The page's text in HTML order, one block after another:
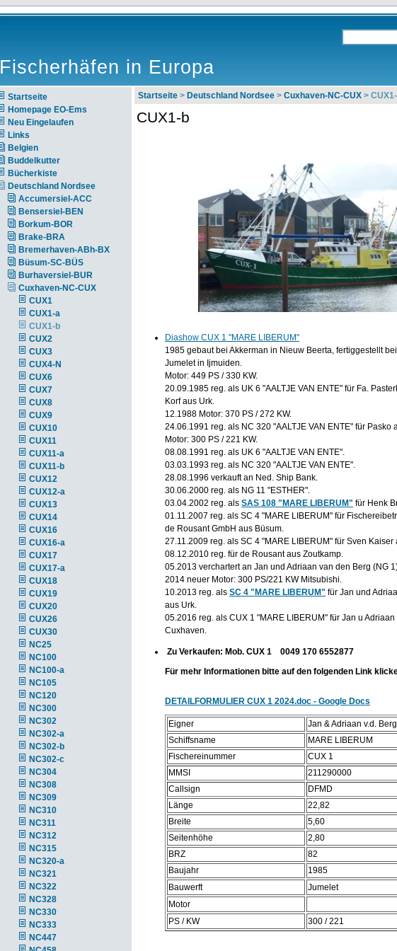
Fischerhäfen in Europa
Startseite
Homepage EO-Ems
Neu Eingelaufen
Links
Belgien
Buddelkutter
Bücherkiste
Deutschland Nordsee
Accumersiel-ACC
Bensersiel-BEN
Borkum-BOR
Brake-BRA
Bremerhaven-ABh-BX
Büsum-SC-BÜS
Burhaversiel-BUR
Cuxhaven-NC-CUX
CUX1
CUX1-a
CUX1-b
CUX2
CUX3
CUX4-N
CUX6
CUX7
CUX8
CUX9
CUX10
CUX11
CUX11-a
CUX11-b
CUX12
CUX12-a
CUX13
CUX14
CUX16
CUX16-a
CUX17
CUX17-a
CUX18
CUX19
CUX20
CUX26
CUX30
NC25
NC100
NC100-a
NC105
NC120
NC300
NC302
NC302-a
NC302-b
NC302-c
NC304
NC308
NC309
NC310
NC311
NC312
NC315
NC320-a
NC321
NC322
NC328
NC330
NC333
NC447
Startseite > Deutschland Nordsee > Cuxhaven-NC-CUX >
CUX1-b
Diashow CUX 1 "MARE LIBERUM"
1985 gebaut bei Akkerman in Nieuw Beerta, fertiggestellt bei
Jumelet in Ijmuiden.
Motor: 449 PS / 330 KW.
20.09.1985 reg. als UK 6 "AALTJE VAN ENTE" für Fa.
Korf aus Urk.
12.1988 Motor: 370 PS / 272 KW.
24.06.1991 reg. als NC 320 "AALTJE VAN ENTE" für Pasko
Motor: 300 PS / 221 KW.
08.08.1991 reg. als UK 6 "AALTJE VAN ENTE".
03.03.1993 reg. als NC 320 "AALTJE VAN ENTE".
28.08.1996 verkauft an Ned. Ship Bank.
30.06.2000 reg. als NG 11 "ESTHER".
03.04.2002 reg. als SAS 108 "MARE LIBERUM" für Henk
01.11.2007 reg. als SC 4 "MARE LIBERUM" für
de Rousant GmbH aus Büsum.
27.11.2009 reg. als SC 4 "MARE LIBERUM" für Sven Kaiser
08.12.2010 reg. für de Rousant aus Zoutkamp.
05.2013 verchartert an Jan und Adriaan van den Berg (NG
2014 neuer Motor: 300 PS/221 KW Mitsubishi.
10.2013 reg. als SC 4 "MARE LIBERUM" für Jan und
aus Urk.
05.2016 reg. als CUX 1 "MARE LIBERUM" für Jan u Adriaan
Cuxhaven.
Zu Verkaufen: Mob. CUX 1 0049 170 6552877
Für mehr Informationen bitte auf den folgenden Link
DETAILFORMULIER CUX 1 2024.doc - Google Docs
Eigner
Jan & Adriaan v.d. Berg
Schiffsname
MARE LIBERUM
Fischereinummer
CUX 1
MMSI
211290000
Callsign
DFMD
Länge
22,82
Breite
5,60
Seitenhöhe
2,80
BRZ
82
Baujahr
1985
Bauwerft
Jumelet
Motor
PS / KW
300 / 221